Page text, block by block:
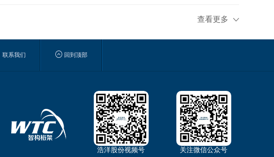
查看更多 
联系我们  回到顶部
浩洋股份视频号 关注微信公众号